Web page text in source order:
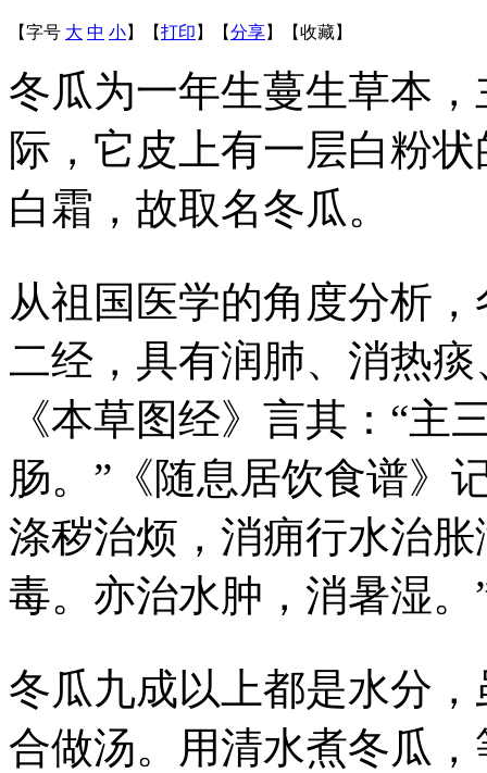
【字号 大 中 小】 【打印 】 【分享】 【收藏】
冬瓜为一年生蔓生草本
际，它皮上有一层白粉
白霜，故取名冬瓜。
从祖国医学的角度分析
二经，具有润肺、消热
《本草图经》言其：“主
肠。”《随息居饮食谱》
涤秽治烦，消痈行水治
毒。亦治水肿，消暑湿。
冬瓜九成以上都是水分
合做汤。用清水煮冬瓜